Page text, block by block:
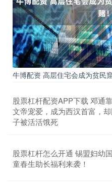
牛博配资 高层住宅会成为贫民
股票杠杆配资APP下载 邓通
文帝宠爱，成为西汉首富，
子被活活饿死
股票杠杆怎么开通 锡盟妇幼
童春生助长福利来袭！